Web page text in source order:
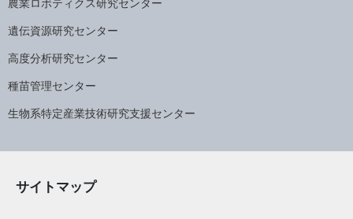
農業ロボティクス研究センター
遺伝資源研究センター
高度分析研究センター
種苗管理センター
生物系特定産業技術研究支援センター
サイトマップ